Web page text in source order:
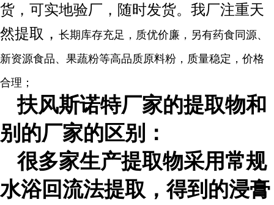
货， 可实地验厂， 随时发货。我厂注重天
然提取， 长期库存充足，质优价廉，另有药食同源、
新资源食品、果蔬粉等高品质原料粉，质量稳定，价格
合理；
扶风斯诺特厂家的提取物和
别的厂家的区别：
很多家生产提取物采用常规
水浴回流法提取，得到的浸膏